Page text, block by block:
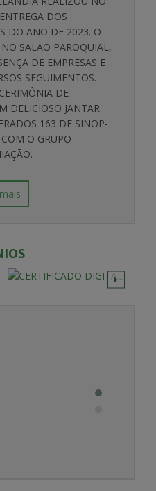
DOS
DO ANO DE 2023. O
SALÃO PAROQUIAL,
DE EMPRESAS E
SEGUIMENTOS.
DE
DELICIOSO JANTAR
163 DE SINOP-
O GRUPO